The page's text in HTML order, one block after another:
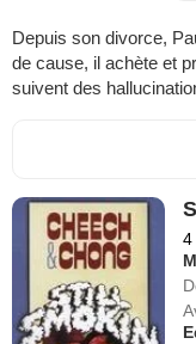
Depuis son divorce,
de cause, il achète et
suivent des
4